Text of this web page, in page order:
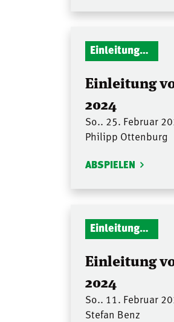
Einleitungen Gottesdienst
Einleitung
2024
So.. 25. Februar
Philipp Ottenburg
ABSPIELEN
Einleitungen Gottesdienst
Einleitung
2024
So.. 11. Februar
Stefan Benz